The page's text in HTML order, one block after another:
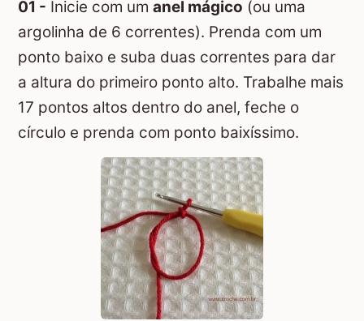
01 - Inicie com um anel mágico (ou uma
argolinha de 6 correntes). Prenda com um
ponto baixo e suba duas correntes para dar
a altura do primeiro ponto alto. Trabalhe mais
17 pontos altos dentro do anel, feche o
círculo e prenda com ponto baixíssimo.